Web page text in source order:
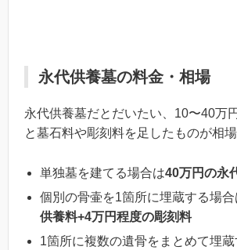
永代供養墓の料金・相場
永代供養墓だとだいたい、10〜40万
と墓石料や彫刻料を足したものが相場
単独墓を建てる場合は40万円の永
個別の骨壷を1箇所に埋蔵する場合
供養料+4万円程度の彫刻料
1箇所に複数の遺骨をまとめて埋